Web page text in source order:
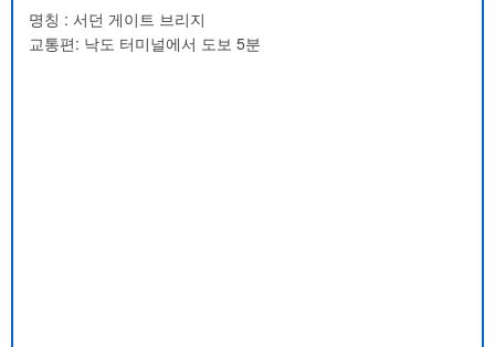
명칭 : 서던 게이트 브리지
교통편: 낙도 터미널에서 도보 5분